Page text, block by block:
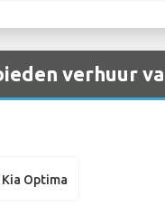
verhuur
Kia Optima